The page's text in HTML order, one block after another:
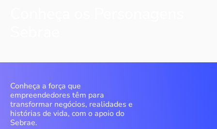
Conheça a força que
empreendedores têm para
transformar negócios, realidades e
histórias de vida, com o apoio do
Sebrae.